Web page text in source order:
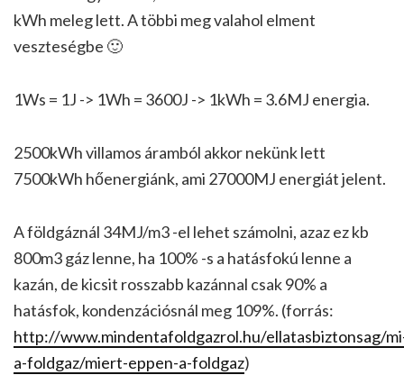
kWh meleg lett. A többi meg valahol elment
veszteségbe 🙂
1Ws = 1J -> 1Wh = 3600J -> 1kWh = 3.6MJ energia.
2500kWh villamos áramból akkor nekünk lett
7500kWh hőenergiánk, ami 27000MJ energiát jelent.
A földgáznál 34MJ/m3 -el lehet számolni, azaz ez kb
800m3 gáz lenne, ha 100% -s a hatásfokú lenne a
kazán, de kicsit rosszabb kazánnal csak 90% a
hatásfok, kondenzációsnál meg 109%. (forrás:
http://www.mindentafoldgazrol.hu/ellatasbiztonsag/
a-foldgaz/miert-eppen-a-foldgaz)